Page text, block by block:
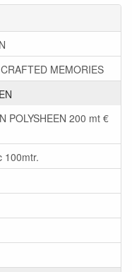
MEMORIES
POLYSHEEN 200 mt €
100mtr.